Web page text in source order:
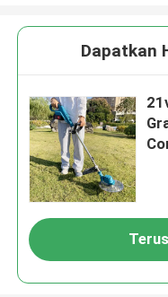
Dapatkan
Terus